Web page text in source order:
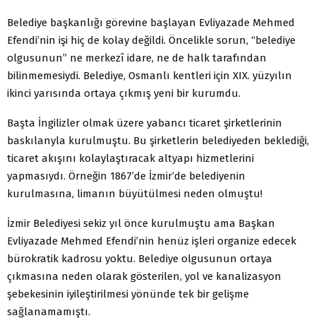
Belediye başkanlığı görevine başlayan Evliyazade Mehmed
Efendi’nin işi hiç de kolay değildi. Öncelikle sorun, “belediye
olgusunun” ne merkezî idare, ne de halk tarafından
bilinmemesiydi. Belediye, Osmanlı kentleri için XIX. yüzyılın
ikinci yarısında ortaya çıkmış yeni bir kurumdu.
Başta İngilizler olmak üzere yabancı ticaret şirketlerinin
baskılanyla kurulmuştu. Bu şirketlerin belediyeden beklediği,
ticaret akışını kolaylaştıracak altyapı hizmetlerini
yapmasıydı. Örneğin 1867’de İzmir’de belediyenin
kurulmasına, limanın büyütülmesi neden olmuştu!
İzmir Belediyesi sekiz yıl önce kurulmuştu ama Başkan
Evliyazade Mehmed Efendi’nin henüz işleri organize edecek
bürokratik kadrosu yoktu. Belediye olgusunun ortaya
çıkmasına neden olarak gösterilen, yol ve kanalizasyon
şebekesinin iyileştirilmesi yönünde tek bir gelişme
sağlanamamıştı.